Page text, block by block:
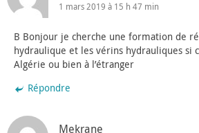
1 mars 2019 à 15 h 47 min
B Bonjour je cherche une formation de
hydraulique et les vérins hydrauliques si
Algérie ou bien à l’étranger
Répondre
Mekrane